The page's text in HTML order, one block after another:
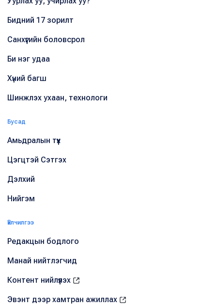
Бидний 17 зорилт
Санхүүгийн боловсрол
Би нэг удаа
Хүний багш
Шинжлэх ухаан, технологи
Бусад
Амьдралын түүх
Цэгцтэй Сэтгэх
Дэлхий
Нийгэм
Үйлчилгээ
Редакцын бодлого
Манай нийтлэгчид
Контент нийлүүлэх
Эвэнт дээр хамтран ажиллах